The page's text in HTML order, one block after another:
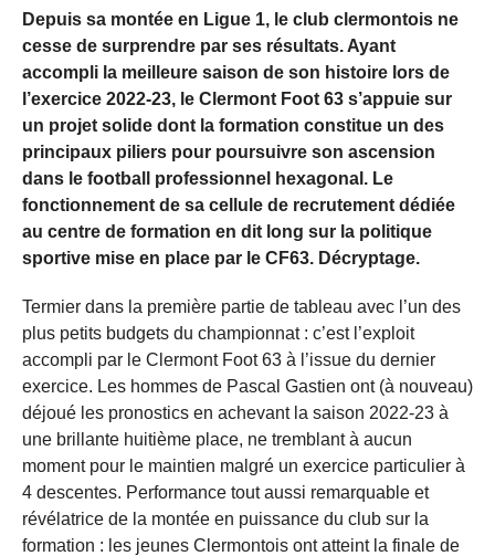
Depuis sa montée en Ligue 1, le club clermontois ne
cesse de surprendre par ses résultats. Ayant
accompli la meilleure saison de son histoire lors de
l’exercice 2022-23, le Clermont Foot 63 s’appuie sur
un projet solide dont la formation constitue un des
principaux piliers pour poursuivre son ascension
dans le football professionnel hexagonal. Le
fonctionnement de sa cellule de recrutement dédiée
au centre de formation en dit long sur la politique
sportive mise en place par le CF63. Décryptage.
Termier dans la première partie de tableau avec l’un des
plus petits budgets du championnat : c’est l’exploit
accompli par le Clermont Foot 63 à l’issue du dernier
exercice. Les hommes de Pascal Gastien ont (à nouveau)
déjoué les pronostics en achevant la saison 2022-23 à
une brillante huitième place, ne tremblant à aucun
moment pour le maintien malgré un exercice particulier à
4 descentes. Performance tout aussi remarquable et
révélatrice de la montée en puissance du club sur la
formation : les jeunes Clermontois ont atteint la finale de